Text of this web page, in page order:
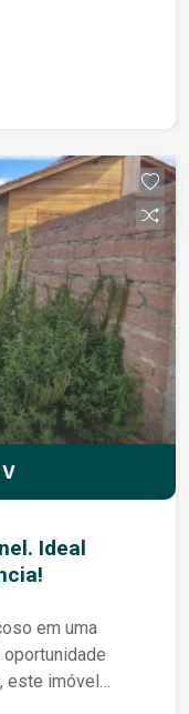
Fale
Ideal
em uma
este imóvel